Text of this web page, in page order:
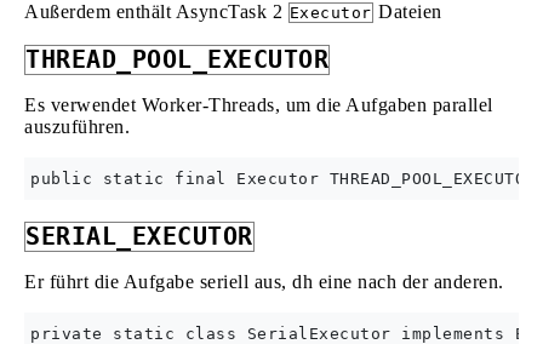
Außerdem enthält AsyncTask 2 Executor Dateien
THREAD_POOL_EXECUTOR
Es verwendet Worker-Threads, um die Aufgaben parallel
auszuführen.
SERIAL_EXECUTOR
Er führt die Aufgabe seriell aus, dh eine nach der anderen.